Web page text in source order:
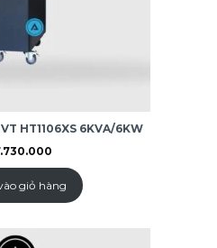
HT1106XS 6KVA/6KW
giỏ hàng